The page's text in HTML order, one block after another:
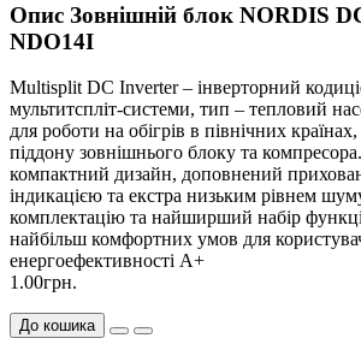
Опис Зовнішній блок NORDIS
NDO14I
Multisplit DC Inverter – інверторний
мультитспліт-системи, тип – тепловий
для роботи на обігрів в північних країнах,
піддону зовнішнього блоку та
компактний дизайн, доповнений
індикацією та екстра низьким рівнем
комплектацію та найширший набір
найбільш комфортних умов для
енергоефективності А+
1.00грн.
До кошика